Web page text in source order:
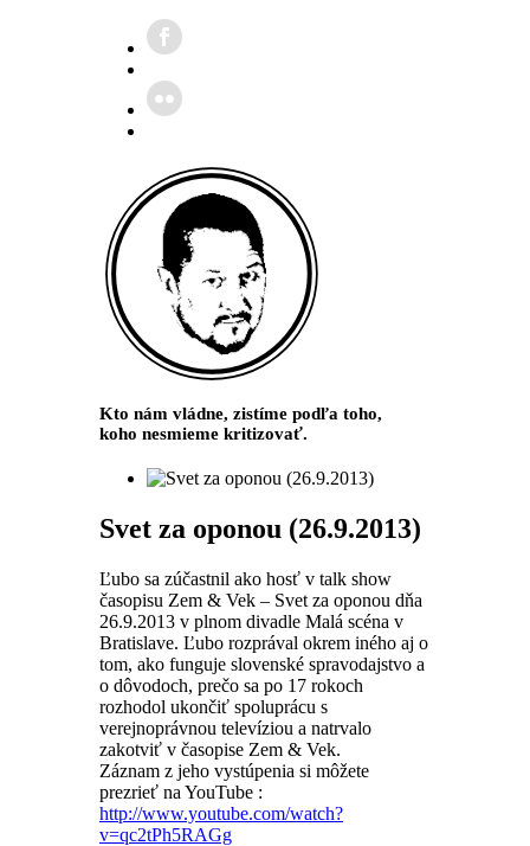
Kto nám vládne, zistíme podľa toho,
koho nesmieme kritizovať.
Svet za oponou (26.9.2013)
Ľubo sa zúčastnil ako hosť v talk show
časopisu Zem & Vek – Svet za oponou dňa
26.9.2013 v plnom divadle Malá scéna v
Bratislave. Ľubo rozprával okrem iného aj o
tom, ako funguje slovenské spravodajstvo a
o dôvodoch, prečo sa po 17 rokoch
rozhodol ukončiť spoluprácu s
verejnoprávnou televíziou a natrvalo
zakotviť v časopise Zem & Vek.
Záznam z jeho vystúpenia si môžete
prezrieť na YouTube :
http://www.youtube.com/watch?
v=qc2tPh5RAGg